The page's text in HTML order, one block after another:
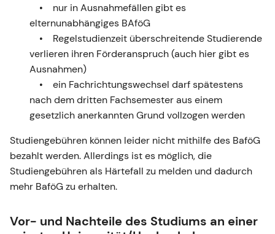
nur in Ausnahmefällen gibt es
elternunabhängiges BAföG
Regelstudienzeit überschreitende Studierende
verlieren ihren Förderanspruch (auch hier gibt es
Ausnahmen)
ein Fachrichtungswechsel darf spätestens
nach dem dritten Fachsemester aus einem
gesetzlich anerkannten Grund vollzogen werden
Studiengebühren können leider nicht mithilfe des BaföG
bezahlt werden. Allerdings ist es möglich, die
Studiengebühren als Härtefall zu melden und dadurch
mehr BaföG zu erhalten.
Vor- und Nachteile des Studiums an einer